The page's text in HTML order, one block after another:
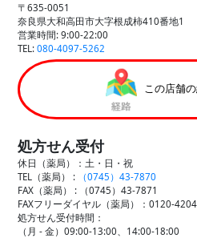
〒635-0051
奈良県大和高田市大字根成柿410番地1
営業時間: 9:00-22:00
TEL:080-4097-5262
この店舗
処方せん受付
休日（薬局）：土・日・祝
TEL（薬局） :
（0745）43-7870
FAX（薬局） :
（0745）43-7871
FAXフリーダイヤル（薬局）：0120-
処方せん受付時間：
（月 - 金）09:00-13:00、14:00-18:00